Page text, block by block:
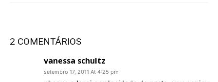
2 COMENTÁRIOS
vanessa schultz
setembro 17, 2011 At 4:25 pm